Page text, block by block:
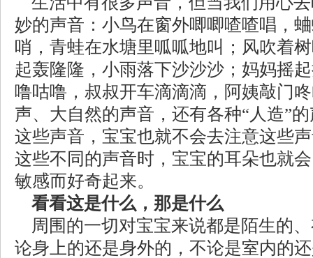
妙的声音：小鸟在窗外唧唧喳喳唱，
哨，青蛙在水塘里呱呱地叫；风吹着
起轰隆隆，小雨落下沙沙沙；妈妈摇
噜咕噜，叔叔开车滴滴滴，阿姨敲门
声、大自然的声音，还有各种“人造”
这些声音，宝宝也就不会去注意这些
这些不同的声音时，宝宝的耳朵也就
敏感而好奇起来。
看看这是什么，那是什么
周围的一切对宝宝来说都是陌生的
论身上的还是身外的，不论是室内的